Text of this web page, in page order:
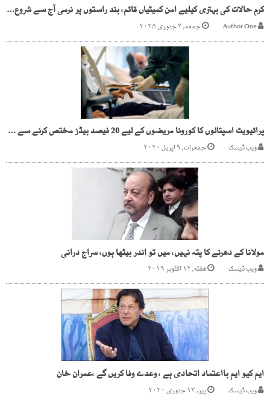
کرم حالات کی بہتری کیلیے امن کمیٹیاں قائم، بند راستوں پر نرمی آج سے شروع ہوگی
جمعه, ۳ جنوری ۲۰۲۵
پرائیویٹ اسپتالوں کا کورونا مریضوں کے لیے 20 فیصد بیڈز مختص کرنے سے انکار
ویب ڈیسک جمعرات, ۹ اپریل ۲۰۲۰
مولانا کے دھرنے کا پتہ نہیں، میں تو اندر بیٹھا ہوں، سراج درانی
ویب ڈیسک هفته, ۱۲ اکتوبر ۲۰۱۹
ایم کیو ایم بااعتماد اتحادی ہے ، وعدے وفا کریں گے ،عمران خان
ویب ڈیسک پیر, ۱۳ جنوری ۲۰۲۰